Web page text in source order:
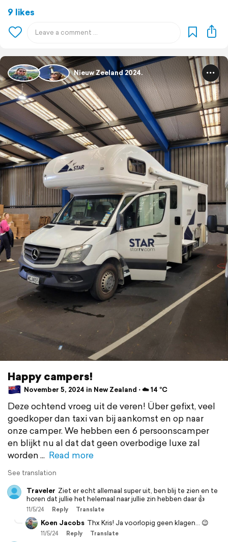
9 likes
Nieuw Zeeland 2024.
Happy campers!
November 5, 2024 in New Zealand ⋅ ☁️ 14 °C
Deze ochtend vroeg uit de veren! Über gefixt, veel
goedkoper dan taxi van bij aankomst en op naar
onze camper. We hebben een 6 persoonscamper
en blijkt nu al dat dat geen overbodige luxe zal
worden
Read more
See translation
Traveler Ziet er echt allemaal super uit, ben blij te zien en te
horen dat jullie het helemaal naar jullie zin hebben daar 👍
11/5/24 Reply Translate
Koen Jacobs Thx Kris! Ja voorlopig geen klagen... 😉
11/5/24 Reply Translate